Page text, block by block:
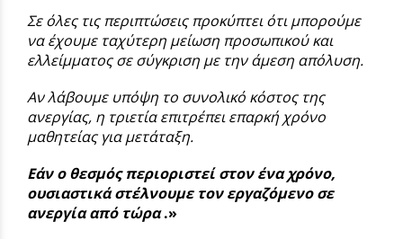
Σε όλες τις περιπτώσεις προκύπτει ότι μπορούμε
να έχουμε ταχύτερη μείωση προσωπικού και
ελλείμματος σε σύγκριση με την άμεση απόλυση.
Αν λάβουμε υπόψη το συνολικό κόστος της
ανεργίας, η τριετία επιτρέπει επαρκή χρόνο
μαθητείας για μετάταξη.
Εάν ο θεσμός περιοριστεί στον ένα χρόνο,
ουσιαστικά στέλνουμε τον εργαζόμενο σε
ανεργία από τώρα.»